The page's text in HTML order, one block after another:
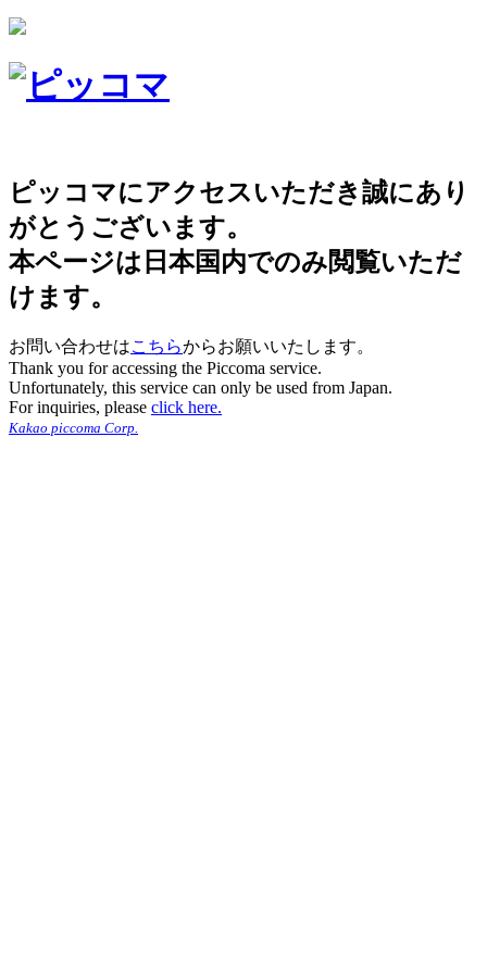
ピッコマにアクセスいただき誠にあり
がとうございます。
本ページは日本国内でのみ閲覧いただ
けます。
お問い合わせはこちらからお願いいたします。
Thank you for accessing the Piccoma service.
Unfortunately, this service can only be used from Japan.
For inquiries, please click here.
Kakao piccoma Corp.